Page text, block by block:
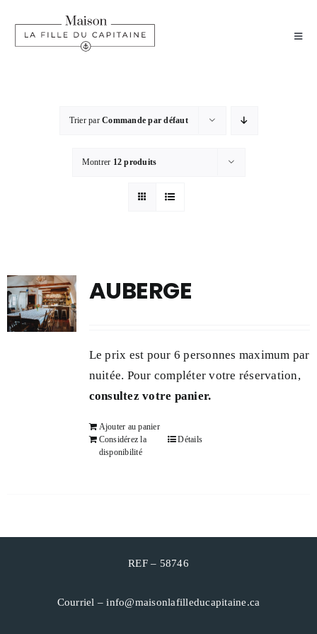
contenu
EXPLORER
FORFAITS
PANIER
Trier parCommande par défaut
Montrer 12 produits
AUBERGE
Le prix est pour 6 personnes maximum par
nuitée. Pour compléter votre réservation,
consultez votre panier.
Ajouter au panier
Considérez la
disponibilité
Détails
REF – 58746
Courriel –info@maisonlafilleducapitaine.ca